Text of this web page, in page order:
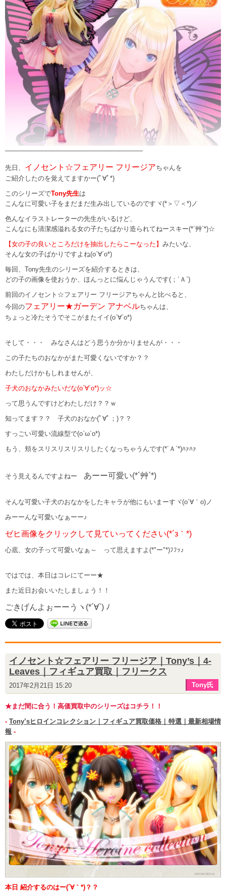
—————————————————————
先日、 イノセント☆フェアリー フリージアちゃんを
ご紹介したのを覚えてますかー(ﾟ∀ﾟ*)
このシリーズでTony先生は
こんなに可愛い子をまだまだ生み出しているのですヾ(*＞▽＜*)ノ
色んなイラストレーターの先生がいるけど、
こんなにも清潔感溢れる女の子たちばかり造られてねースキー(*´艸`*)☆
【女の子の良いところだけを抽出したらこーなった】 みたいな、
そんな女の子ばかりですよね(o`∀´o*)
毎回、Tony先生のシリーズを紹介するときは、
どの子の画像を使おうか、ほんっとに悩んじゃうんです(；´Ａ`)
前回のイノセント☆フェアリー フリージアちゃんと比べると、
今回のフェアリー★ガーデン アナベルちゃんは、
ちょっと冷たそうでそこがまたイイ(o`∀´o*)
そして・・・ みなさんはどう思うか分かりませんが・・・
この子たちのおなかがまた可愛くないですか？？
わたしだけかもしれませんが、
子犬のおなかみたいだな(o`∀´o*)ッ☆
って思うんですけどわたしだけ？？ｗ
知ってます？？ 子犬のおなか(ﾟ∀ﾟ；)？？
すっごい可愛い流線型で(o`ω´o*)
もう、頬をスリスリスリスリしたくなっちゃうんです(*´Ａ`*)ﾊｧﾊｧ
そう見えるんですよねー あーー可愛い(*´艸`*)
そんな可愛い子犬のおなかをしたキャラが他にもいまーすヾ(o´∀｀o)ノ
みーーんな可愛いなぁーー♪
ゼヒ画像をクリックして見ていってください(*´з｀*)
心底、女の子って可愛いなぁ～ って思えますよ(*"ー"*)ﾌﾌｯ♪
ではでは、本日はコレにてーー★
また近日お会いいたしましょう！！
ごきげんよぉーーうヽ(*´∀`) ﾉ
イノセント☆フェアリー フリージア｜Tony’s｜4-
Leaves｜フィギュア買取｜フリークス
2017年2月21日 15:20 Tony氏
★まだ間に合う！高価買取中のシリーズはコチラ！！
-Tony’sヒロインコレクション｜フィギュア買取価格｜特選｜最新相場情
報 -
本日 紹介するのはー(´∀｀*)？？